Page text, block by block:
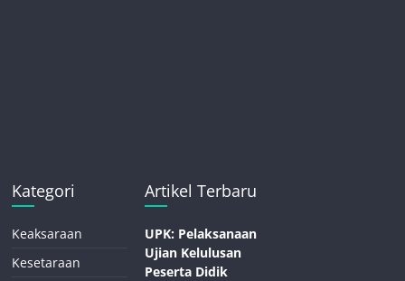
Kategori
Keaksaraan
Kesetaraan
Artikel Terbaru
UPK: Pelaksanaan
Ujian Kelulusan
Peserta Didik